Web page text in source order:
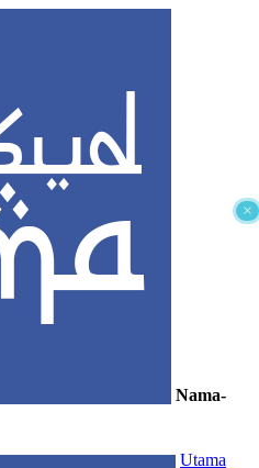
×
Nama-
Utama